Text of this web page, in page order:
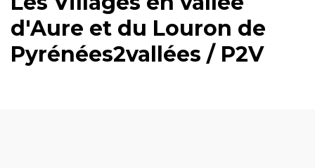
d'Aure et du Louron de
Pyrénées2vallées / P2V